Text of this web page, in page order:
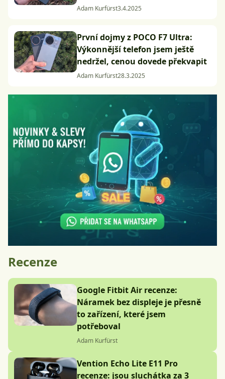
Adam Kurfürst3.4.2025
První dojmy z POCO F7 Ultra:
Výkonnější telefon jsem ještě
nedržel, cenou dovede překvapit
Adam Kurfürst28.3.2025
Recenze
Google Fitbit Air recenze:
Náramek bez displeje je přesně
to zařízení, které jsem
potřeboval
Adam Kurfürst
Vention Echo Lite E11 Pro
recenze: jsou sluchátka za 3